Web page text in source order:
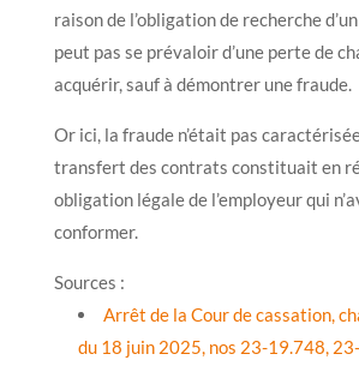
raison de l’obligation de recherche
peut pas se prévaloir d’une perte de
acquérir, sauf à démontrer une fraude.
Or ici, la fraude n’était pas
transfert des contrats constituait en
obligation légale de l’employeur qui
conformer.
Sources :
Arrêt de la Cour de cassation,
du 18 juin 2025, nos 23-19.748,